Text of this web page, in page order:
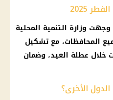
2025
وجهت وزارة التنمية المحلية
المحافظات، مع تشكيل
خلال عطلة العيد، وضمان
الأخرى؟